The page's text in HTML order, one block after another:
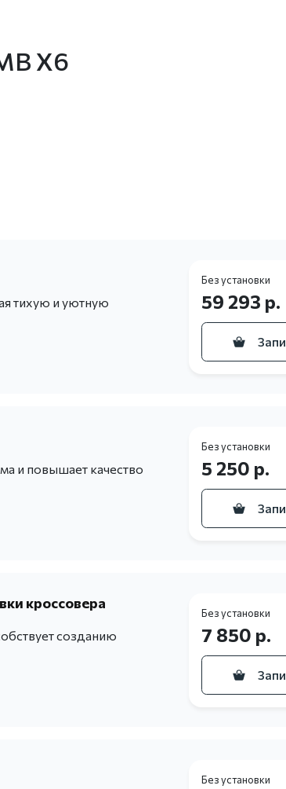
Х6
тихую и уютную
Без установки
59 293 р.
и повышает качество
Без установки
5 250 р.
кроссовера
созданию
Без установки
7 850 р.
Без установки